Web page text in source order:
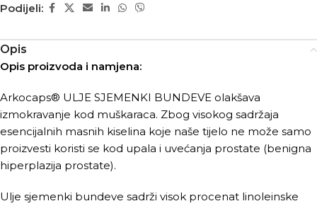
Podijeli:
Opis
Opis proizvoda i namjena:
Arkocaps® ULJE SJEMENKI BUNDEVE olakšava
izmokravanje kod muškaraca. Zbog visokog sadržaja
esencijalnih masnih kiselina koje naše tijelo ne može samo
proizvesti koristi se kod upala i uvećanja prostate (benigna
hiperplazija prostate).
Ulje sjemenki bundeve sadrži visok procenat linoleinske